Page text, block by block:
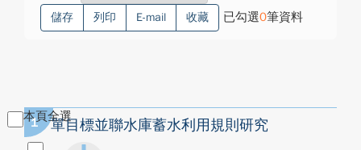
儲存 列印 E-mail 收藏 已勾選0筆資料
本頁全選
1 單目標並聯水庫蓄水利用規則研究